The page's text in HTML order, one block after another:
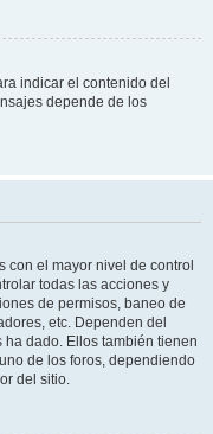
indicar el contenido del
depende de los
con el mayor nivel de control
todas las acciones y
de permisos, baneo de
etc. Dependen del
dado. Ellos también tienen
de los foros, dependiendo
del sitio.